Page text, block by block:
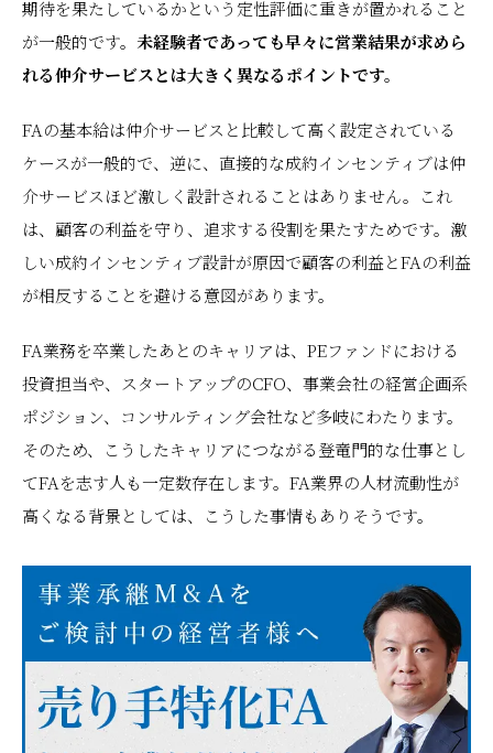
期待を果たしているかという定性評価に重きが置かれること
が一般的です。 未経験者であっても早々に営業結果が求めら
れる仲介サービスとは大きく異なるポイントです。
FAの基本給は仲介サービスと比較して高く設定されている
ケースが一般的で、逆に、直接的な成約インセンティブは仲
介サービスほど激しく設計されることはありません。これ
は、顧客の利益を守り、追求する役割を果たすためです。激
しい成約インセンティブ設計が原因で顧客の利益とFAの利益
が相反することを避ける意図があります。
FA業務を卒業したあとのキャリアは、PEファンドにおける
投資担当や、スタートアップのCFO、事業会社の経営企画系
ポジション、コンサルティング会社など多岐にわたります。
そのため、こうしたキャリアにつながる登竜門的な仕事とし
てFAを志す人も一定数存在します。FA業界の人材流動性が
高くなる背景としては、こうした事情もありそうです。